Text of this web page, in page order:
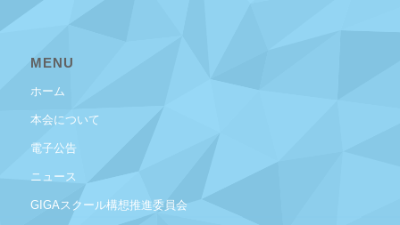
MENU
ホーム
本会について
電子公告
ニュース
GIGAスクール構想推進委員会